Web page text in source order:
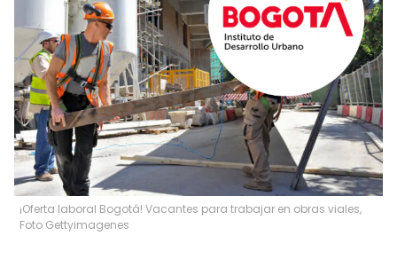
¡Oferta laboral Bogotá! Vacantes para trabajar en obras viales,
Foto Gettyimagenes